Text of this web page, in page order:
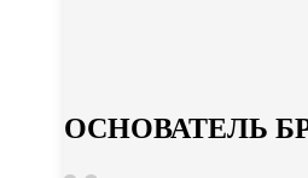
ОСНОВАТЕЛЬ